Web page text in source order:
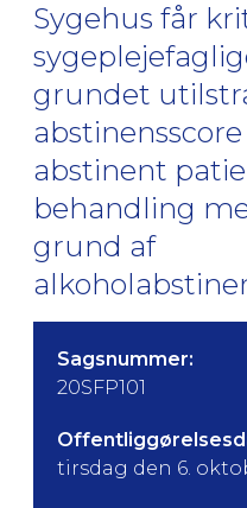
Sygehus får
grundet
abstinent
behandling
grund af
Sagsnummer:
20SFP101
tirsdag den 6.